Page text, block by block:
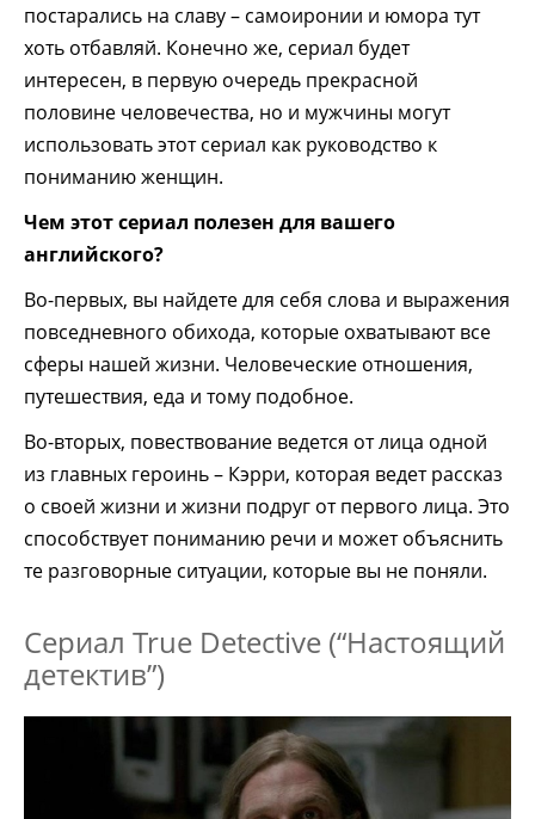
постарались на славу – самоиронии и юмора тут
хоть отбавляй. Конечно же, сериал будет
интересен, в первую очередь прекрасной
половине человечества, но и мужчины могут
использовать этот сериал как руководство к
пониманию женщин.
Чем этот сериал полезен для вашего
английского?
Во-первых, вы найдете для себя слова и выражения
повседневного обихода, которые охватывают все
сферы нашей жизни. Человеческие отношения,
путешествия, еда и тому подобное.
Во-вторых, повествование ведется от лица одной
из главных героинь – Кэрри, которая ведет рассказ
о своей жизни и жизни подруг от первого лица. Это
способствует пониманию речи и может объяснить
те разговорные ситуации, которые вы не поняли.
Сериал True Detective (“Настоящий
детектив”)